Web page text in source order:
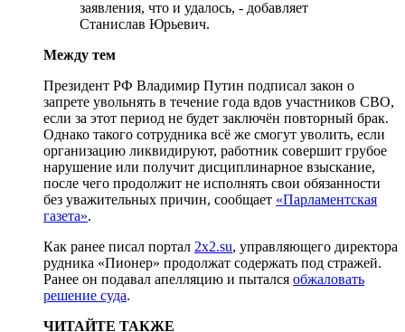
заявления, что и удалось, - добавляет
Станислав Юрьевич.
Между тем
Президент РФ Владимир Путин подписал закон о
запрете увольнять в течение года вдов участников СВО,
если за этот период не будет заключён повторный брак.
Однако такого сотрудника всё же смогут уволить, если
организацию ликвидируют, работник совершит грубое
нарушение или получит дисциплинарное взыскание,
после чего продолжит не исполнять свои обязанности
без уважительных причин, сообщает «Парламентская
газета».
Как ранее писал портал 2х2.su, управляющего директора
рудника «Пионер» продолжат содержать под стражей.
Ранее он подавал апелляцию и пытался обжаловать
решение суда.
ЧИТАЙТЕ ТАКЖЕ